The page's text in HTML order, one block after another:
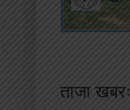
ताजा खबरः